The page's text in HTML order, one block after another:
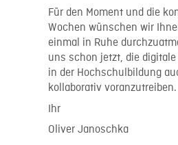
Für den Moment und die
Wochen wünschen wir
einmal in Ruhe
uns schon jetzt, die
in der Hochschulbildung
kollaborativ voranzutreiben.
Ihr
Oliver Janoschka